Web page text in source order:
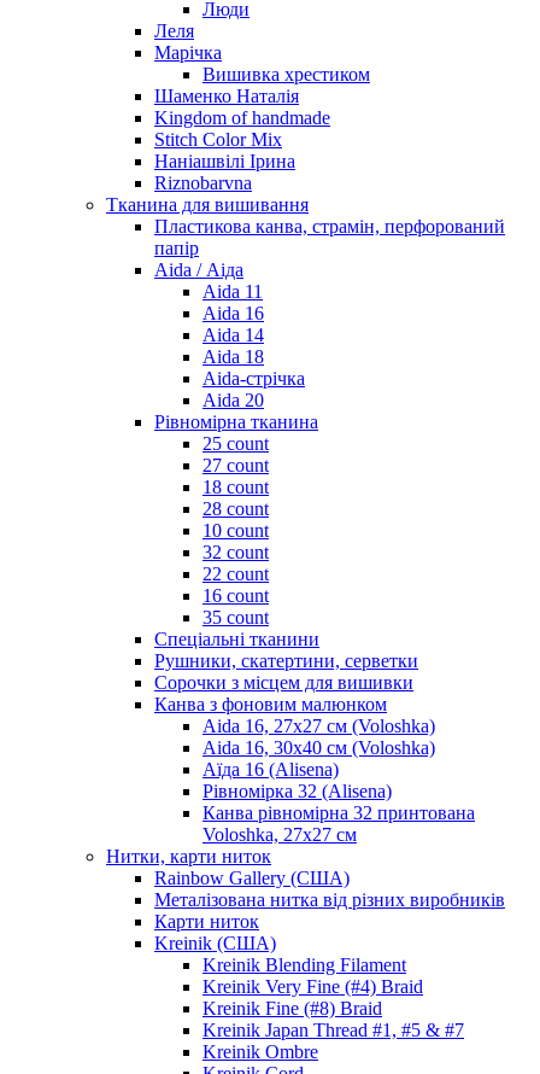
Люди
Леля
Марічка
Вишивка хрестиком
Шаменко Наталія
Kingdom of handmade
Stitch Color Mix
Наніашвілі Ірина
Riznobarvna
Тканина для вишивання
Пластикова канва, страмін, перфорований
папір
Aida / Аіда
Aida 11
Aida 16
Aida 14
Aida 18
Aida-стрічка
Aida 20
Рівномірна тканина
25 count
27 count
18 count
28 count
10 count
32 count
22 count
16 count
35 count
Спеціальні тканини
Рушники, скатертини, серветки
Сорочки з місцем для вишивки
Канва з фоновим малюнком
Aida 16, 27х27 см (Voloshka)
Aida 16, 30х40 см (Voloshka)
Аїда 16 (Alisena)
Рівномірка 32 (Alisena)
Канва рівномірна 32 принтована
Voloshka, 27х27 см
Нитки, карти ниток
Rainbow Gallery (США)
Металізована нитка від різних виробників
Карти ниток
Kreinik (США)
Kreinik Blending Filament
Kreinik Very Fine (#4) Braid
Kreinik Fine (#8) Braid
Kreinik Japan Thread #1, #5 & #7
Kreinik Ombre